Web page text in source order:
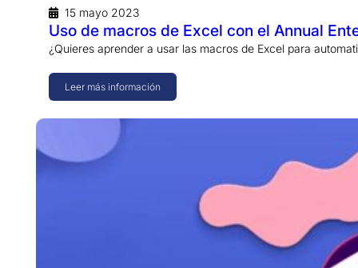
15 mayo 2023
Uso de macros de Excel con el Annual
¿Quieres aprender a usar las macros de Excel para
Leer más información